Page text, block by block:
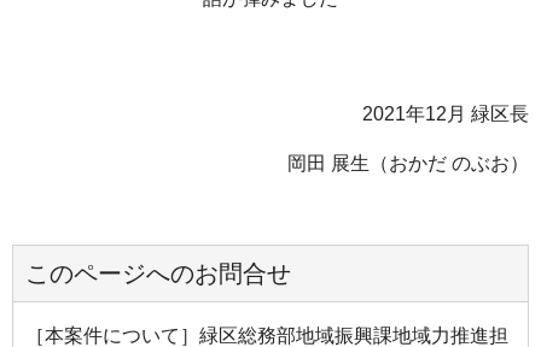
2021年12月 緑区長
岡田 展生（おかだ のぶお）
このページへのお問合せ
［本案件について］緑区総務部地域振興課地域力推進担